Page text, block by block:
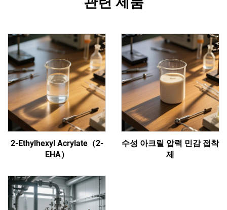
2-Ethylhexyl Acrylate（2-
EHA）
수성 아크릴 압력 민감 접착
제